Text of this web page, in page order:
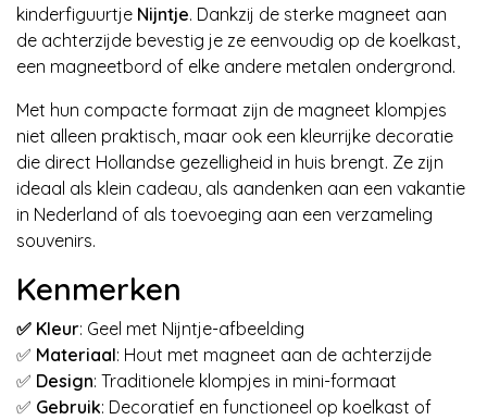
kinderfiguurtje Nijntje. Dankzij de sterke magneet aan
de achterzijde bevestig je ze eenvoudig op de koelkast,
een magneetbord of elke andere metalen ondergrond.
Met hun compacte formaat zijn de magneet klompjes
niet alleen praktisch, maar ook een kleurrijke decoratie
die direct Hollandse gezelligheid in huis brengt. Ze zijn
ideaal als klein cadeau, als aandenken aan een vakantie
in Nederland of als toevoeging aan een verzameling
souvenirs.
Kenmerken
✅ Kleur: Geel met Nijntje-afbeelding
✅ Materiaal: Hout met magneet aan de achterzijde
✅ Design: Traditionele klompjes in mini-formaat
✅ Gebruik: Decoratief en functioneel op koelkast of